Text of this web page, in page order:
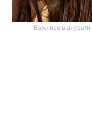
Важливо